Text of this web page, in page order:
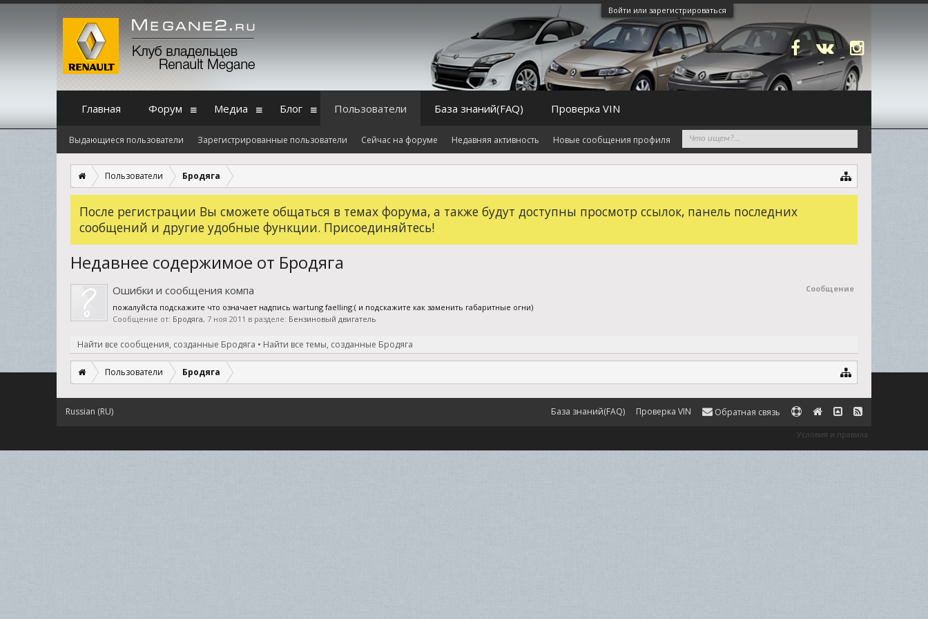
Войти или зарегистрироваться
Пользователи Бродяга
После регистрации Вы сможете общаться в темах форума, а также будут доступны просмотр ссылок, панель последних
сообщений и другие удобные функции. Присоединяйтесь!
Недавнее содержимое от Бродяга
Сообщение
Ошибки и сообщения компа
пожалуйста подскажите что означает надпись wartung faelling:( и подскажите как заменить габаритные огни)
Сообщение от: Бродяга, 7 ноя 2011 в разделе: Бензиновый двигатель
Найти все сообщения, созданные Бродяга Найти все темы, созданные Бродяга
Пользователи Бродяга
Главная Форум Медиа Блог Пользователи
Выдающиеся пользователи Зарегистрированные пользователи Сейчас на форуме Недавняя активность Новые сообщения профиля
База знаний(FAQ) Проверка VIN
Russian (RU) База знаний(FAQ) Проверка VIN Обратная связь
Условия и правила